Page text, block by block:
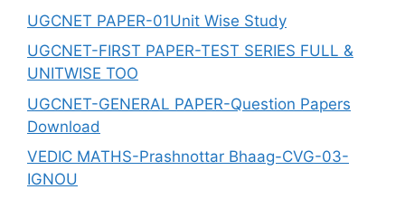
UGCNET PAPER-01Unit Wise Study
UGCNET-FIRST PAPER-TEST SERIES FULL &
UNITWISE TOO
UGCNET-GENERAL PAPER-Question Papers
Download
VEDIC MATHS-Prashnottar Bhaag-CVG-03-
IGNOU